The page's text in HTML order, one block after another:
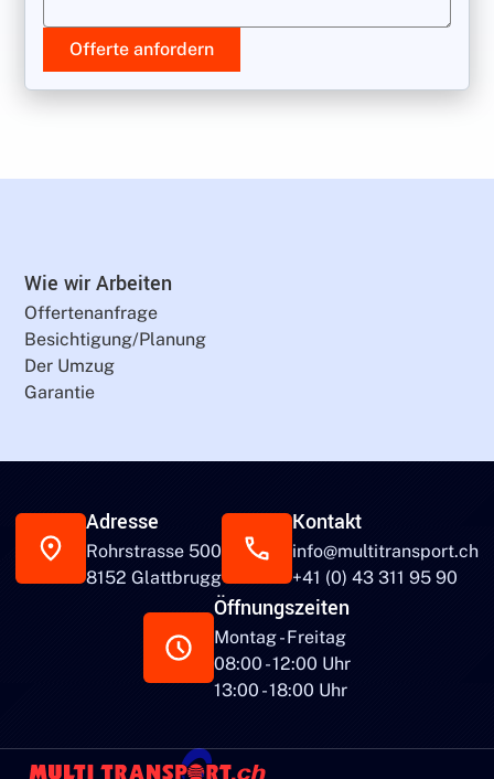
Offerte anfordern
Wie wir Arbeiten
Offertenanfrage
Besichtigung/Planung
Der Umzug
Garantie
Adresse
Rohrstrasse 500
8152 Glattbrugg
Kontakt
info@multitransport.ch
+41 (0) 43 311 95 90
Öffnungszeiten
Montag - Freitag
08:00 - 12:00 Uhr
13:00 - 18:00 Uhr